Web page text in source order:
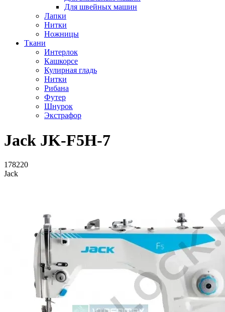
Для швейных машин
Лапки
Нитки
Ножницы
Ткани
Интерлок
Кашкорсе
Кулирная гладь
Нитки
Рибана
Футер
Шнурок
Экстрафор
Jack JK-F5H-7
178220
Jack